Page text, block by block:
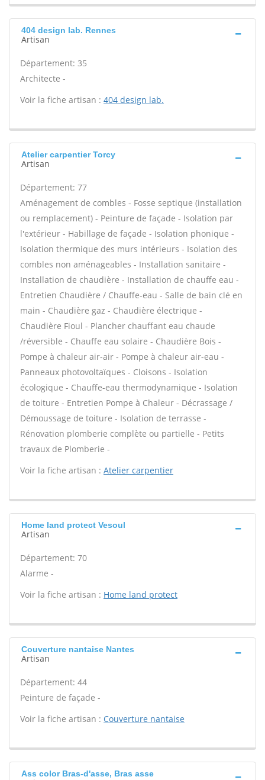
404 design lab. Rennes
Artisan
Département: 35
Architecte -
Voir la fiche artisan : 404 design lab.
Atelier carpentier Torcy
Artisan
Département: 77
Aménagement de combles - Fosse septique (installation
ou remplacement) - Peinture de façade - Isolation par
l'extérieur - Habillage de façade - Isolation phonique -
Isolation thermique des murs intérieurs - Isolation des
combles non aménageables - Installation sanitaire -
Installation de chaudière - Installation de chauffe eau -
Entretien Chaudière / Chauffe-eau - Salle de bain clé en
main - Chaudière gaz - Chaudière électrique -
Chaudière Fioul - Plancher chauffant eau chaude
/réversible - Chauffe eau solaire - Chaudière Bois -
Pompe à chaleur air-air - Pompe à chaleur air-eau -
Panneaux photovoltaïques - Cloisons - Isolation
écologique - Chauffe-eau thermodynamique - Isolation
de toiture - Entretien Pompe à Chaleur - Décrassage /
Démoussage de toiture - Isolation de terrasse -
Rénovation plomberie complète ou partielle - Petits
travaux de Plomberie -
Voir la fiche artisan : Atelier carpentier
Home land protect Vesoul
Artisan
Département: 70
Alarme -
Voir la fiche artisan : Home land protect
Couverture nantaise Nantes
Artisan
Département: 44
Peinture de façade -
Voir la fiche artisan : Couverture nantaise
Ass color Bras-d'asse, Bras asse